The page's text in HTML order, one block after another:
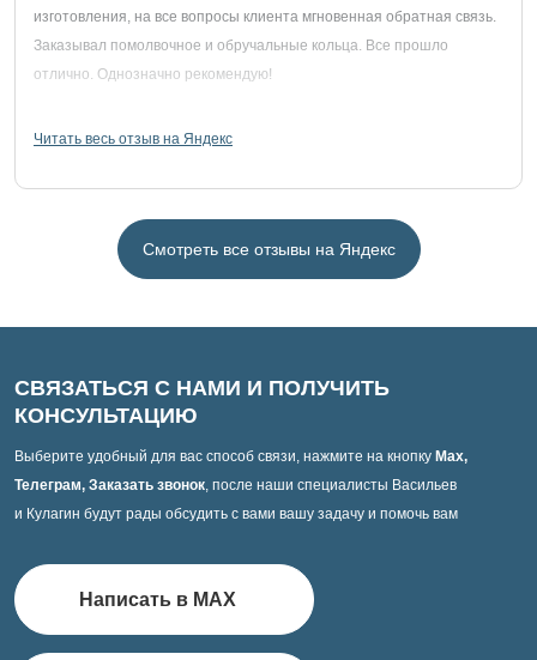
изготовления, на все вопросы клиента мгновенная обратная связь.
Заказывал помолвочное и обручальные кольца. Все прошло
отлично. Однозначно рекомендую!
Читать весь отзыв на Яндекс
Смотреть все отзывы на Яндекс
СВЯЗАТЬСЯ С НАМИ И ПОЛУЧИТЬ
КОНСУЛЬТАЦИЮ
Выберите удобный для вас способ связи, нажмите на кнопку Max,
Телеграм, Заказать звонок, после наши специалисты Васильев
и Кулагин будут рады обсудить с вами вашу задачу и помочь вам
Написать в MAX